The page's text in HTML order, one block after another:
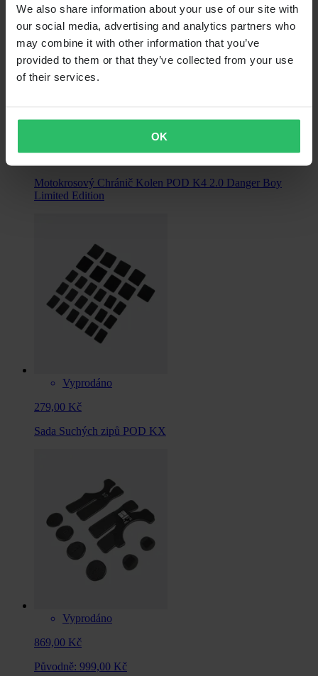
We also share information about your use of our site with
our social media, advertising and analytics partners who
may combine it with other information that you’ve
provided to them or that they’ve collected from your use
of their services.
OK
Motokrosový Chránič Kolen POD K4 2.0 Danger Boy
Limited Edition
Vyprodáno
279,00 Kč
Sada Suchých zipů POD KX
Vyprodáno
869,00 Kč
Původně: 999,00 Kč